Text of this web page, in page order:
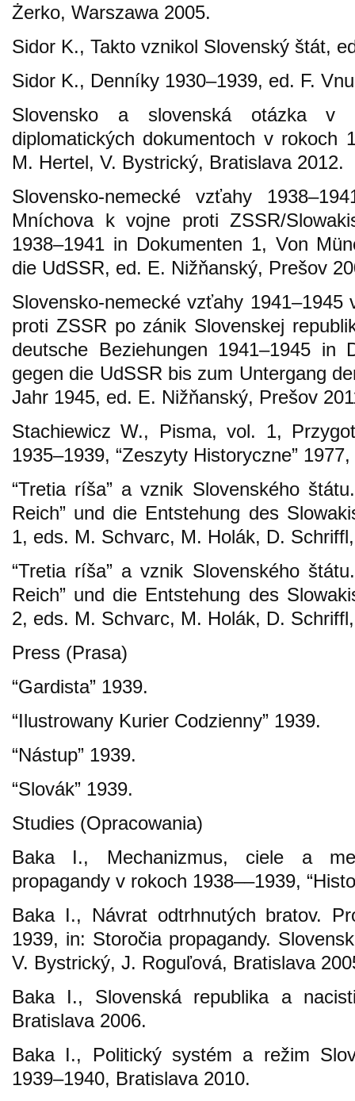
Żerko, Warszawa 2005.
Sidor K., Takto vznikol Slovenský štát,
Sidor K., Denníky 1930–1939, ed. F.
Slovensko a slovenská otázka v
diplomatických dokumentoch v rokoch
M. Hertel, V. Bystrický, Bratislava 2012.
Slovensko-nemecké vzťahy
Mníchova k vojne proti ZSSR/
1938–1941 in Dokumenten 1, Von
die UdSSR, ed. E. Nižňanský, Prešov
Slovensko-nemecké vzťahy
proti ZSSR po zánik Slovenskej
deutsche Beziehungen 1941–1945 in
gegen die UdSSR bis zum Untergang
Jahr 1945, ed. E. Nižňanský, Prešov
Stachiewicz W., Pisma, vol. 1,
1935–1939, “Zeszyty Historyczne”
“Tretia ríša” a vznik Slovenského
Reich” und die Entstehung des
1, eds. M. Schvarc, M. Holák, D.
“Tretia ríša” a vznik Slovenského
Reich” und die Entstehung des
2, eds. M. Schvarc, M. Holák, D.
Press (Prasa)
“Gardista” 1939.
“Ilustrowany Kurier Codzienny” 1939.
“Nástup” 1939.
“Slovák” 1939.
Studies (Opracowania)
Baka I., Mechanizmus, ciele a
propagandy v rokoch 1938––1939,
Baka I., Návrat odtrhnutých bratov.
1939, in: Storočia propagandy.
V. Bystrický, J. Roguľová, Bratislava
Baka I., Slovenská republika a
Bratislava 2006.
Baka I., Politický systém a režim
1939–1940, Bratislava 2010.